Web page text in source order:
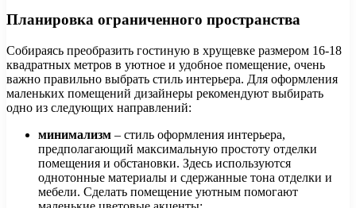
Планировка ограниченного пространства
Собираясь преобразить гостиную в хрущевке размером 16-18
квадратных метров в уютное и удобное помещение, очень
важно правильно выбрать стиль интерьера. Для оформления
маленьких помещений дизайнеры рекомендуют выбирать
одно из следующих направлений:
минимализм – стиль оформления интерьера,
предполагающий максимальную простоту отделки
помещения и обстановки. Здесь используются
однотонные материалы и сдержанные тона отделки и
мебели. Сделать помещение уютным помогают